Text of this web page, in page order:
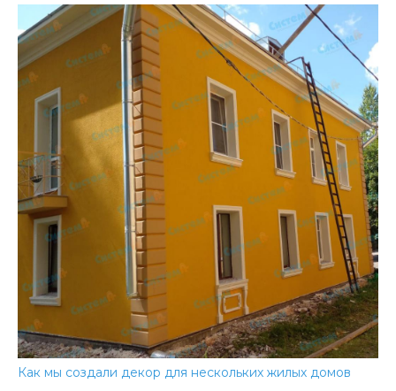
Как мы создали декор для нескольких жилых домов